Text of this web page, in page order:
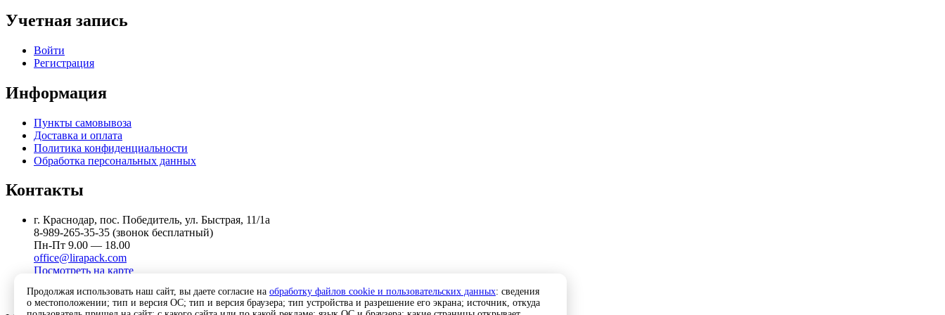
Учетная запись
Войти
Регистрация
Информация
Пункты самовывоза
Доставка и оплата
Политика конфиденциальности
Обработка персональных данных
Контакты
г. Краснодар, пос. Победитель, ул. Быстрая, 11/1а
8-989-265-35-35 (звонок бесплатный)
Пн-Пт 9.00 — 18.00
office@lirapack.com
Посмотреть на карте
Продолжая использовать наш сайт, вы даете согласие на обработку файлов cookie и пользовательских данных: сведения
о местоположении; тип и версия ОС; тип и версия браузера; тип устройства и разрешение его экрана; источник, откуда